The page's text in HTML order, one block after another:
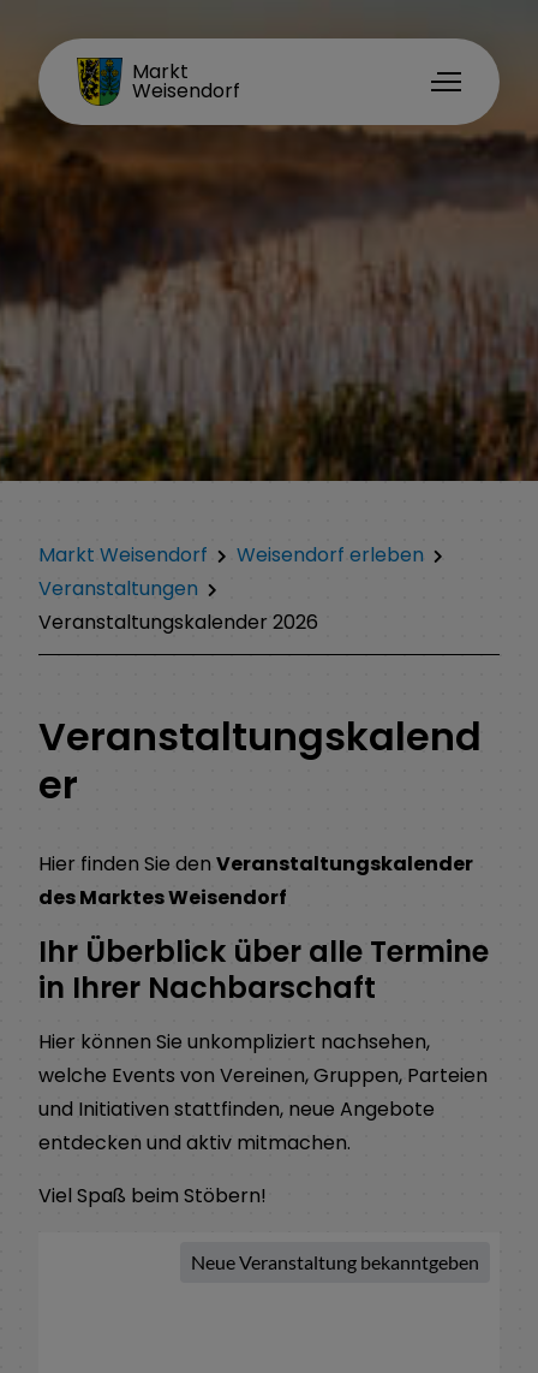
Markt
Weisendorf
Weisendorf erleben
Heimat-Info App
Spielplätze
Bücherei
Hotel und Gastronomie
Veranstaltungen
Markt Weisendorf
Weisendorf erleben
Veranstaltungen
Veranstaltungskalender 2026
Veranstaltungskalend
er
Hier finden Sie den Veranstaltungskalender
des Marktes Weisendorf
Ihr Überblick über alle Termine
in Ihrer Nachbarschaft
Hier können Sie unkompliziert nachsehen,
welche Events von Vereinen, Gruppen, Parteien
und Initiativen stattfinden, neue Angebote
entdecken und aktiv mitmachen.
Viel Spaß beim Stöbern!